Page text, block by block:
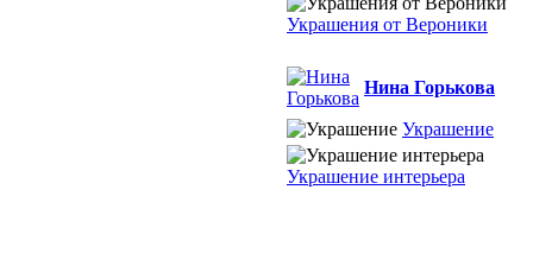
Украшения от Вероники
Нина Горькова
Украшение
Украшение интерьера